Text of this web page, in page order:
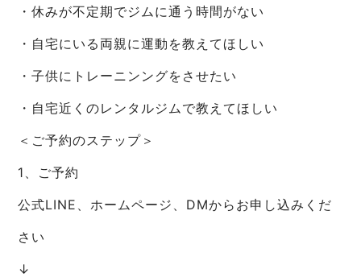
・休みが不定期でジムに通う時間がない
・自宅にいる両親に運動を教えてほしい
・子供にトレーニンングをさせたい
・自宅近くのレンタルジムで教えてほしい
＜ご予約のステップ＞
1、ご予約
公式LINE、ホームページ、DMからお申し込みくだ
さい
↓